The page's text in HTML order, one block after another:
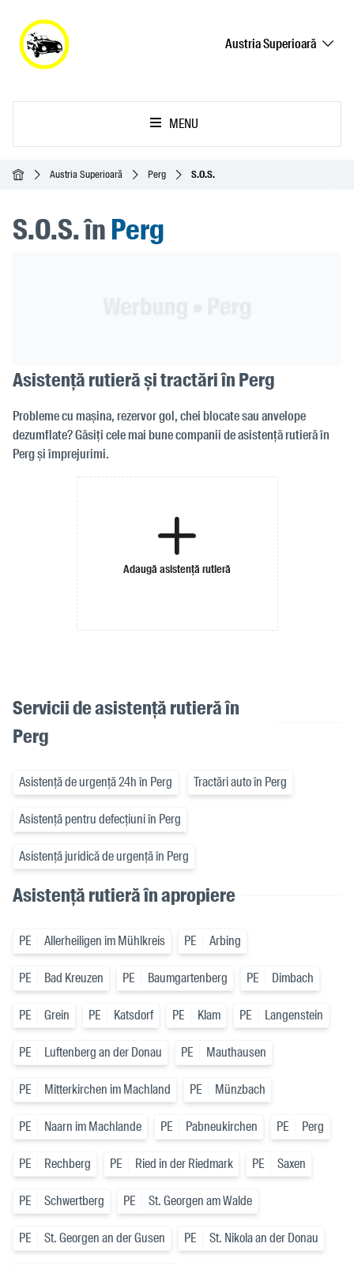
Austria Superioară
MENU
Acasă Austria Superioară Perg S.O.S.
S.O.S. înPerg
Asistență rutieră și tractări în Perg
Probleme cu mașina, rezervor gol, chei blocate sau anvelope
dezumflate? Găsiți cele mai bune companii de asistență rutieră în
Perg și împrejurimi.
Adaugă asistență rutieră
Servicii de asistență rutieră în
Perg
Asistență de urgență 24h în Perg Tractări auto în Perg
Asistență pentru defecțiuni în Perg
Asistență juridică de urgență în Perg
Asistență rutieră în apropiere
PE Allerheiligen im Mühlkreis PE Arbing
PE Bad Kreuzen PE Baumgartenberg PE Dimbach
PE Grein PE Katsdorf PE Klam PE Langenstein
PE Luftenberg an der Donau PE Mauthausen
PE Mitterkirchen im Machland PE Münzbach
PE Naarn im Machlande PE Pabneukirchen PE Perg
PE Rechberg PE Ried in der Riedmark PE Saxen
PE Schwertberg PE St. Georgen am Walde
PE St. Georgen an der Gusen PE St. Nikola an der Donau